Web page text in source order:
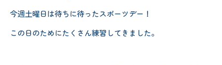
今週土曜日は待ちに待ったスポーツデー！
この日のためにたくさん練習してきました。